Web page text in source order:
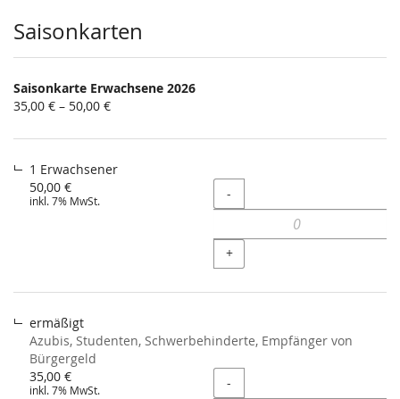
Produkte
Saisonkarten
Saisonkarte Erwachsene 2026
von
bis
35,00 € – 50,00 €
1 Erwachsener
50,00 €
inkl. 7% MwSt. Menge
-
+
ermäßigt
Azubis, Studenten, Schwerbehinderte, Empfänger von
Bürgergeld
35,00 €
inkl. 7% MwSt. Menge
-